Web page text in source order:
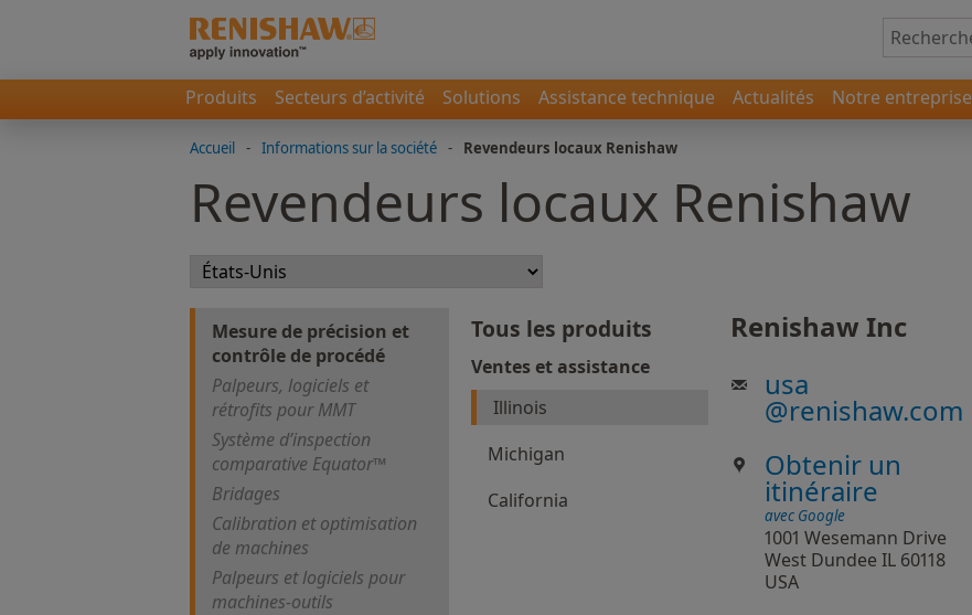
Produits Secteurs d’activité Solutions Assistance technique Actualités Notre entreprise
Accueil - Informations sur la société - Revendeurs locaux Renishaw
Revendeurs locaux Renishaw
Mesure de précision et
contrôle de procédé
Palpeurs, logiciels et
rétrofits pour MMT
Système d’inspection
comparative Equator™
Bridages
Calibration et optimisation
de machines
Palpeurs et logiciels pour
machines-outils
Tous les produits
Ventes et assistance
Illinois
Michigan
California
Renishaw Inc
usa
@renishaw.com
Obtenir un
itinéraire
avec Google
1001 Wesemann Drive
West Dundee IL 60118
USA